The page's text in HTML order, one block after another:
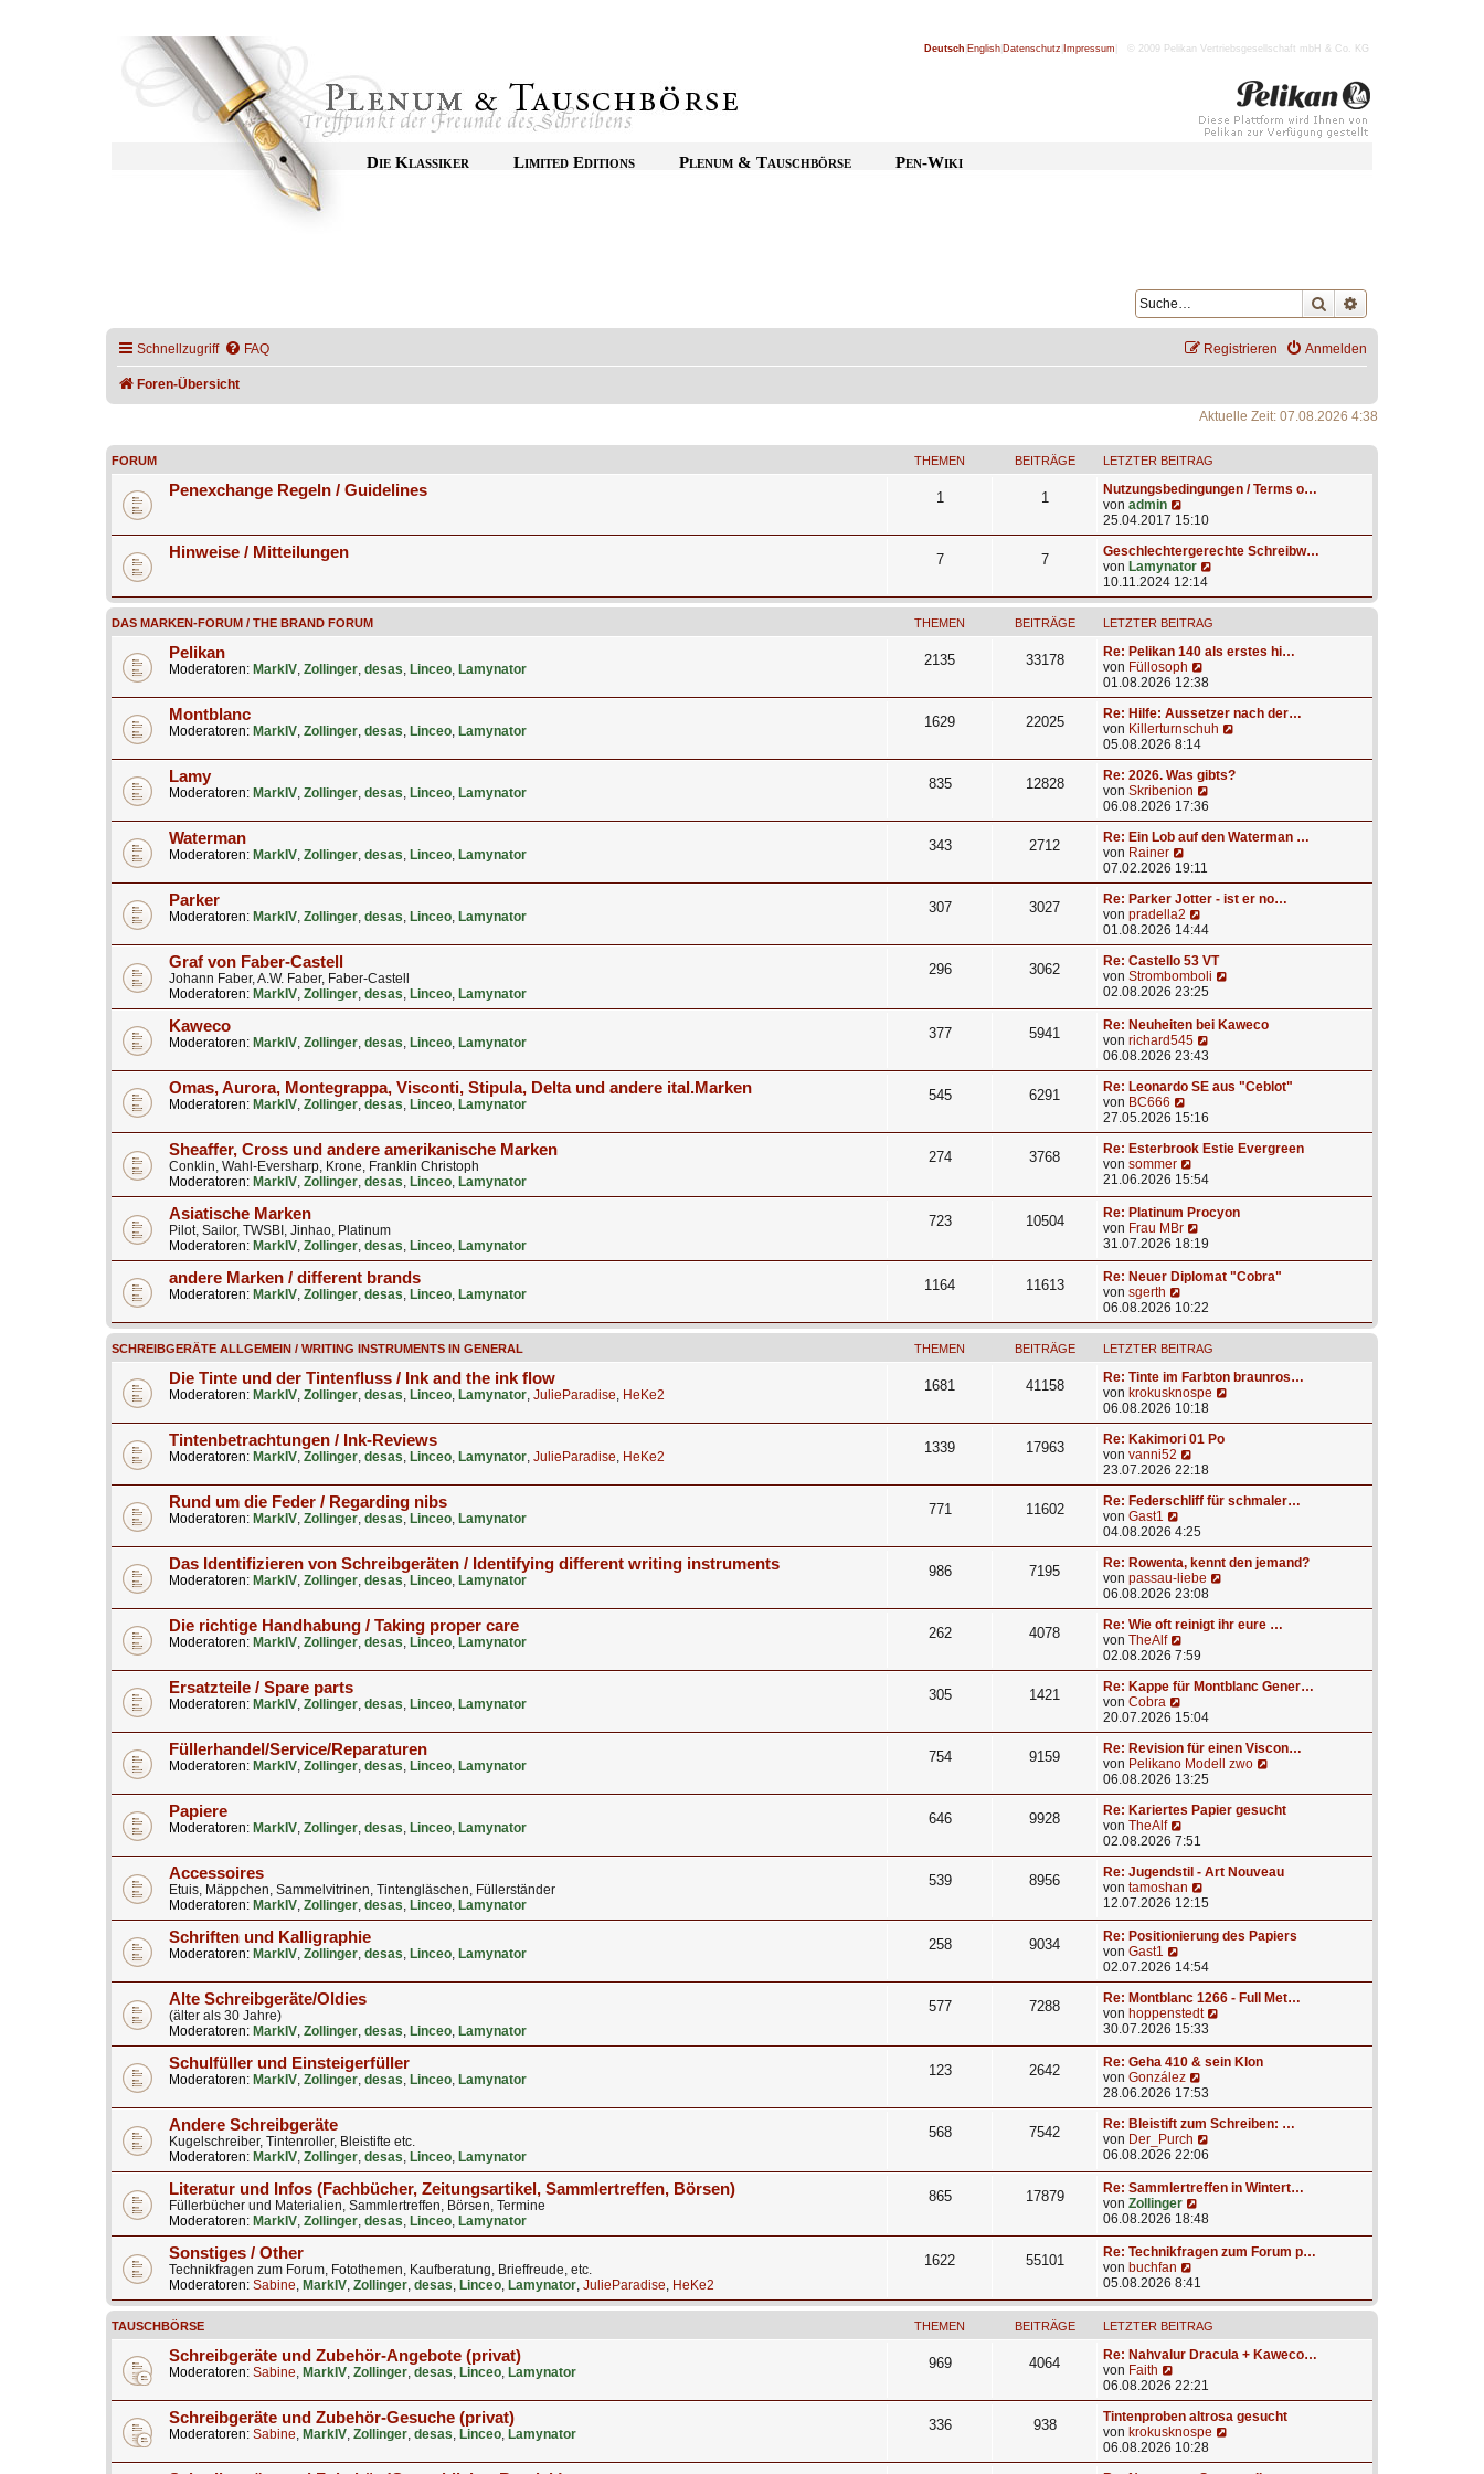
Deutsch English Datenschutz Impressum | © 2009 Pelikan Vertriebsgesellschaft mbH & Co. KG
Die Klassiker Limited Editions Plenum & Tauschbörse Pen-Wiki
Suche
Schnellzugriff FAQ Anmelden
Registrieren
Foren-Übersicht
Aktuelle Zeit: 07.08.2026 4:38
FORUM THEMEN BEITRÄGE LETZTER BEITRAG
Penexchange Regeln / Guidelines 1 1
Nutzungsbedingungen / Terms o…
von admin
e
u
e
s
t
e
r
B
e
i
t
r
g
25.04.2017 15:10
Hinweise / Mitteilungen 7 7
Geschlechtergerechte Schreibw…
von Lamynator
u
e
t
e
i
t
g
10.11.2024 12:14
DAS MARKEN-FORUM / THE BRAND FORUM THEMEN BEITRÄGE LETZTER BEITRAG
Pelikan
Moderatoren: MarkIV, Zollinger, desas, Linceo, Lamynator
2135 33178
Re: Pelikan 140 als erstes hi…
von Füllosoph
e
u
e
s
e
r
B
e
i
t
a
g
01.08.2026 12:38
Montblanc
Moderatoren: MarkIV, Zollinger, desas, Linceo, Lamynator
1629 22025
Re: Hilfe: Aussetzer nach der…
von Killerturnschuh
u
e
e
r
i
t
g
05.08.2026 8:14
Lamy
Moderatoren: MarkIV, Zollinger, desas, Linceo, Lamynator
835 12828
Re: 2026. Was gibts?
von Skribenion
u
e
e
r
i
t
r
g
06.08.2026 17:36
Waterman
Moderatoren: MarkIV, Zollinger, desas, Linceo, Lamynator
343 2712
Re: Ein Lob auf den Waterman …
von Rainer
e
u
e
s
t
e
r
B
e
i
t
r
a
g
07.02.2026 19:11
Parker
Moderatoren: MarkIV, Zollinger, desas, Linceo, Lamynator
307 3027
Re: Parker Jotter - ist er no…
von pradella2
e
u
e
s
t
e
r
B
e
i
t
a
g
01.08.2026 14:44
Graf von Faber-Castell
Johann Faber, A.W. Faber, Faber-Castell
Moderatoren: MarkIV, Zollinger, desas, Linceo, Lamynator
296 3062
Re: Castello 53 VT
von Strombomboli
u
e
e
r
i
t
02.08.2026 23:25
Kaweco
Moderatoren: MarkIV, Zollinger, desas, Linceo, Lamynator
377 5941
Re: Neuheiten bei Kaweco
von richard545
u
e
e
r
i
t
06.08.2026 23:43
Omas, Aurora, Montegrappa, Visconti, Stipula, Delta und andere ital.Marken
Moderatoren: MarkIV, Zollinger, desas, Linceo, Lamynator
545 6291
Re: Leonardo SE aus "Ceblot"
von BC666
e
u
e
s
t
e
r
B
e
t
r
a
27.05.2026 15:16
Sheaffer, Cross und andere amerikanische Marken
Conklin, Wahl-Eversharp, Krone, Franklin Christoph
Moderatoren: MarkIV, Zollinger, desas, Linceo, Lamynator
274 3768
Re: Esterbrook Estie Evergreen
von sommer
e
u
e
s
t
r
e
t
r
a
g
21.06.2026 15:54
Asiatische Marken
Pilot, Sailor, TWSBI, Jinhao, Platinum
Moderatoren: MarkIV, Zollinger, desas, Linceo, Lamynator
723 10504
Re: Platinum Procyon
von Frau MBr
e
u
e
t
e
r
B
e
i
t
r
a
g
31.07.2026 18:19
andere Marken / different brands
Moderatoren: MarkIV, Zollinger, desas, Linceo, Lamynator
1164 11613
Re: Neuer Diplomat "Cobra"
von sgerth
e
u
e
s
t
e
r
B
e
i
t
r
a
g
06.08.2026 10:22
SCHREIBGERÄTE ALLGEMEIN / WRITING INSTRUMENTS IN GENERAL THEMEN BEITRÄGE LETZTER BEITRAG
Die Tinte und der Tintenfluss / Ink and the ink flow
Moderatoren: MarkIV, Zollinger, desas, Linceo, Lamynator, JulieParadise, HeKe2
1681 41158
Re: Tinte im Farbton braunros…
von krokusknospe
u
e
r
i
t
g
06.08.2026 10:18
Tintenbetrachtungen / Ink-Reviews
Moderatoren: MarkIV, Zollinger, desas, Linceo, Lamynator, JulieParadise, HeKe2
1339 17963
Re: Kakimori 01 Po
von vanni52
e
u
e
t
e
r
B
e
i
t
a
g
23.07.2026 22:18
Rund um die Feder / Regarding nibs
Moderatoren: MarkIV, Zollinger, desas, Linceo, Lamynator
771 11602
Re: Federschliff für schmaler…
von Gast1
e
u
e
s
t
e
r
B
e
i
t
r
a
g
04.08.2026 4:25
Das Identifizieren von Schreibgeräten / Identifying different writing instruments
Moderatoren: MarkIV, Zollinger, desas, Linceo, Lamynator
986 7195
Re: Rowenta, kennt den jemand?
von passau-liebe
u
e
e
r
i
t
r
g
06.08.2026 23:08
Die richtige Handhabung / Taking proper care
Moderatoren: MarkIV, Zollinger, desas, Linceo, Lamynator
262 4078
Re: Wie oft reinigt ihr eure …
von TheAlf
e
u
e
t
e
r
B
e
i
t
a
g
02.08.2026 7:59
Ersatzteile / Spare parts
Moderatoren: MarkIV, Zollinger, desas, Linceo, Lamynator
305 1421
Re: Kappe für Montblanc Gener…
von Cobra
e
u
e
s
t
e
r
e
i
t
r
a
g
20.07.2026 15:04
Füllerhandel/Service/Reparaturen
Moderatoren: MarkIV, Zollinger, desas, Linceo, Lamynator
754 9159
Re: Revision für einen Viscon…
von Pelikano Modell zwo
u
e
e
r
i
t
g
06.08.2026 13:25
Papiere
Moderatoren: MarkIV, Zollinger, desas, Linceo, Lamynator
646 9928
Re: Kariertes Papier gesucht
von TheAlf
e
u
e
s
t
e
r
e
i
t
r
a
02.08.2026 7:51
Accessoires
Etuis, Mäppchen, Sammelvitrinen, Tintengläschen, Füllerständer
Moderatoren: MarkIV, Zollinger, desas, Linceo, Lamynator
539 8956
Re: Jugendstil - Art Nouveau
von tamoshan
e
u
e
t
e
r
B
e
t
a
12.07.2026 12:15
Schriften und Kalligraphie
Moderatoren: MarkIV, Zollinger, desas, Linceo, Lamynator
258 9034
Re: Positionierung des Papiers
von Gast1
e
u
e
s
t
e
r
B
e
i
t
r
a
02.07.2026 14:54
Alte Schreibgeräte/Oldies
(älter als 30 Jahre)
Moderatoren: MarkIV, Zollinger, desas, Linceo, Lamynator
577 7288
Re: Montblanc 1266 - Full Met…
von hoppenstedt
u
e
e
r
t
30.07.2026 15:33
Schulfüller und Einsteigerfüller
Moderatoren: MarkIV, Zollinger, desas, Linceo, Lamynator
123 2642
Re: Geha 410 & sein Klon
von González
e
u
e
s
t
e
r
e
t
r
28.06.2026 17:53
Andere Schreibgeräte
Kugelschreiber, Tintenroller, Bleistifte etc.
Moderatoren: MarkIV, Zollinger, desas, Linceo, Lamynator
568 7542
Re: Bleistift zum Schreiben: …
von Der_Purch
u
e
r
t
r
a
g
06.08.2026 22:06
Literatur und Infos (Fachbücher, Zeitungsartikel, Sammlertreffen, Börsen)
Füllerbücher und Materialien, Sammlertreffen, Börsen, Termine
Moderatoren: MarkIV, Zollinger, desas, Linceo, Lamynator
865 17879
Re: Sammlertreffen in Wintert…
von Zollinger
e
u
e
r
B
e
i
r
a
g
06.08.2026 18:48
Sonstiges / Other
Technikfragen zum Forum, Fotothemen, Kaufberatung, Brieffreude, etc.
Moderatoren: Sabine, MarkIV, Zollinger, desas, Linceo, Lamynator, JulieParadise, HeKe2
1622 55101
Re: Technikfragen zum Forum p…
von buchfan
e
u
e
s
t
e
B
e
i
t
r
a
05.08.2026 8:41
TAUSCHBÖRSE THEMEN BEITRÄGE LETZTER BEITRAG
Schreibgeräte und Zubehör-Angebote (privat)
Moderatoren: Sabine, MarkIV, Zollinger, desas, Linceo, Lamynator
969 4064
Re: Nahvalur Dracula + Kaweco…
von Faith
e
u
e
s
t
e
06.08.2026 22:21
Schreibgeräte und Zubehör-Gesuche (privat)
Moderatoren: Sabine, MarkIV, Zollinger, desas, Linceo, Lamynator
336 938
Tintenproben altrosa gesucht
von krokusknospe
u
06.08.2026 10:28